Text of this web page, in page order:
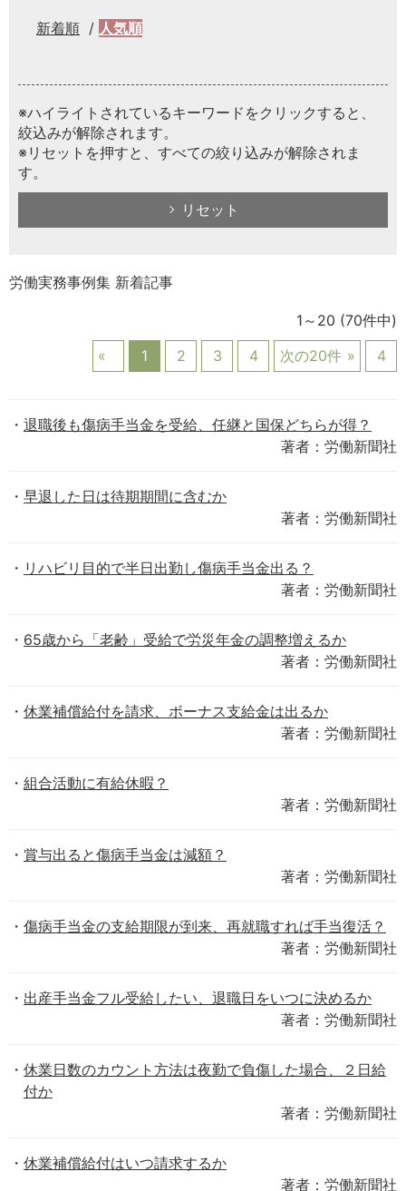
新着順 人気順
※ハイライトされているキーワードをクリックすると、
絞込みが解除されます。
※リセットを押すと、すべての絞り込みが解除されま
す。
リセット
労働実務事例集 新着記事
1～20 (70件中)
1
2 3 4 次の20件 4
退職後も傷病手当金を受給、任継と国保どちらが得？
著者：労働新聞社
早退した日は待期期間に含むか
著者：労働新聞社
リハビリ目的で半日出勤し傷病手当金出る？
著者：労働新聞社
65歳から「老齢」受給で労災年金の調整増えるか
著者：労働新聞社
休業補償給付を請求、ボーナス支給金は出るか
著者：労働新聞社
組合活動に有給休暇？
著者：労働新聞社
賞与出ると傷病手当金は減額？
著者：労働新聞社
傷病手当金の支給期限が到来、再就職すれば手当復活？
著者：労働新聞社
出産手当金フル受給したい、退職日をいつに決めるか
著者：労働新聞社
休業日数のカウント方法は夜勤で負傷した場合、２日給
付か
著者：労働新聞社
休業補償給付はいつ請求するか
著者：労働新聞社